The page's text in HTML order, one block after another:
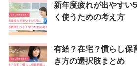
新年度疲れが出やすい
く使うための考え方
有給？在宅？慣らし保
き方の選択肢まとめ